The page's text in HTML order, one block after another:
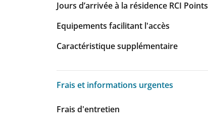
Jours d’arrivée à la résidence RCI Points
Equipements facilitant l'accès
Caractéristique supplémentaire
Frais et informations urgentes
Frais et informations urgentes
Frais d'entretien